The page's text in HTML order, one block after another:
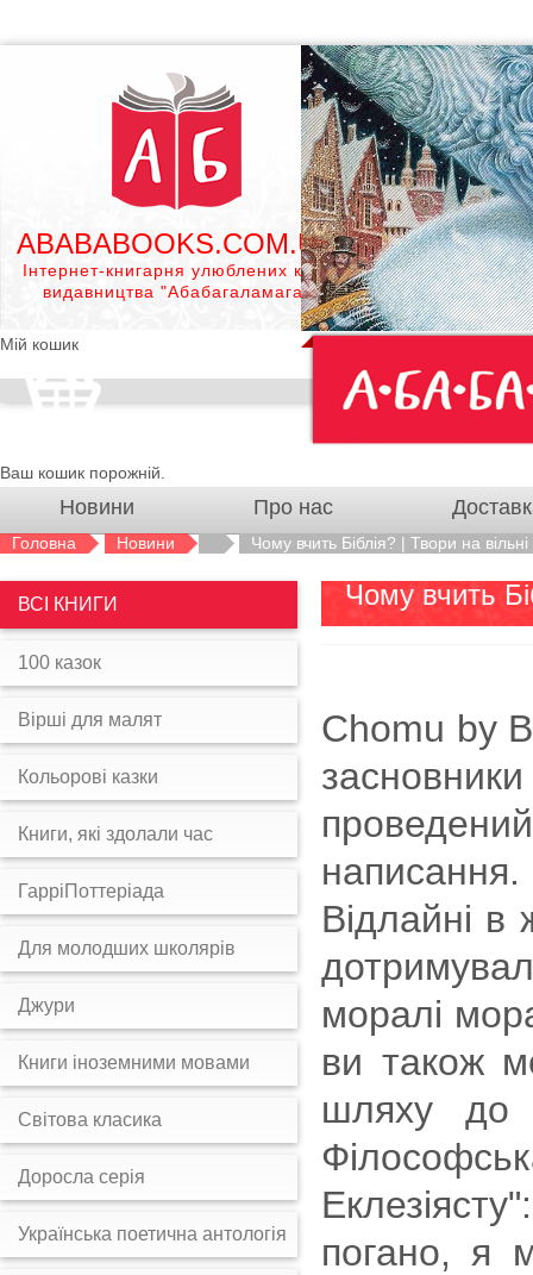
ABABABOOKS.COM.UA
Інтернет-книгарня улюблених книг
видавництва "Абабагаламага"
Мій кошик
Ваш кошик порожній.
Новини Про нас
Головна Новини Чому вчить Біблія? | Твори на
Чому вчить
Chomu by
Відлайні в
моралі
ви також
шляху до
погано, я
ВСІ КНИГИ
100 казок
Вірші для малят
Кольорові казки
Книги, які здолали час
ГарріПоттеріада
Для молодших школярів
Джури
Книги іноземними мовами
Світова класика
Доросла серія
Українська поетична антологія